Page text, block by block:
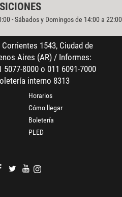
- Sábados y Domingos de 14:00 a 22:00
Corrientes 1543, Ciudad de
Aires (AR) / Informes:
5077-8000 o 011 6091-7000
interno 8313
Horarios
Cómo llegar
Boletería
PLED